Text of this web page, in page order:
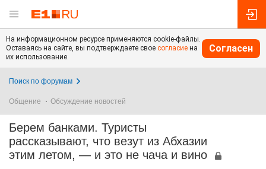
На информационном ресурсе применяются cookie-файлы.
Оставаясь на сайте, вы подтверждаете свое согласие на
их использование.
Согласен
Поиск по форумам
Общение Обсуждение новостей
Берем банками. Туристы
рассказывают, что везут из Абхазии
этим летом, — и это не чача и вино